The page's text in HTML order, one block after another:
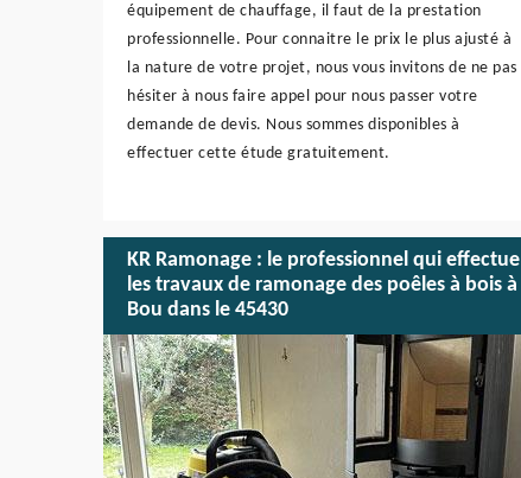
équipement de chauffage, il faut de la prestation
professionnelle. Pour connaitre le prix le plus ajusté à
la nature de votre projet, nous vous invitons de ne pas
hésiter à nous faire appel pour nous passer votre
demande de devis. Nous sommes disponibles à
effectuer cette étude gratuitement.
KR Ramonage : le professionnel qui effectue
les travaux de ramonage des poêles à bois à
Bou dans le 45430